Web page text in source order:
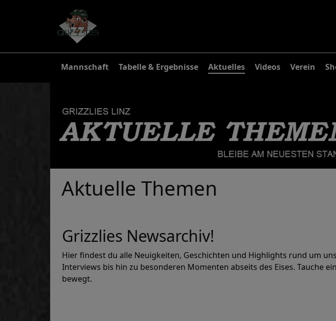
Mannschaft Tabelle & Ergebnisse Aktuelles Videos Verein
Aktuelle Themen
Grizzlies Newsarchiv!
Hier findest du alle Neuigkeiten, Geschichten und Highlights rund um
Interviews bis hin zu besonderen Momenten abseits des Eises. Tauche
bewegt.